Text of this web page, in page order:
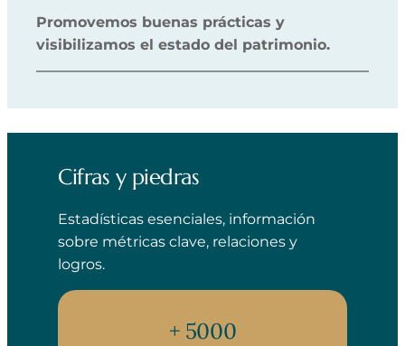
Promovemos buenas prácticas y
visibilizamos el estado del patrimonio.
Cifras y piedras
Estadísticas esenciales, información
sobre métricas clave, relaciones y
logros.
+ 5000